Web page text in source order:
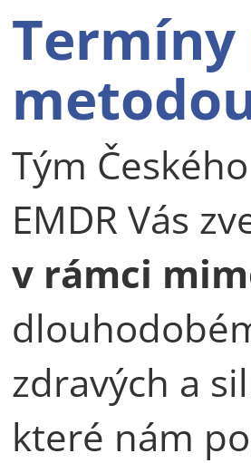
Tým
EMDR Vás
v rámci
zdravých a
které nám